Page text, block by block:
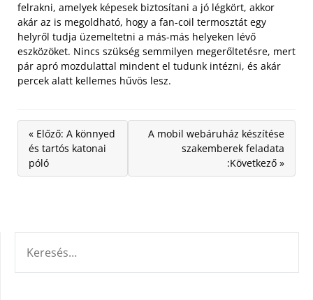
felrakni, amelyek képesek biztosítani a jó légkört, akkor
akár az is megoldható, hogy a fan-coil termosztát egy
helyről tudja üzemeltetni a más-más helyeken lévő
eszközöket. Nincs szükség semmilyen megerőltetésre, mert
pár apró mozdulattal mindent el tudunk intézni, és akár
percek alatt kellemes hűvös lesz.
« Előző: A könnyed
és tartós katonai
póló
A mobil webáruház készítése
szakemberek feladata
:Következő »